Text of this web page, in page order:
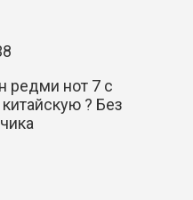
редми нот 7 с
? Без